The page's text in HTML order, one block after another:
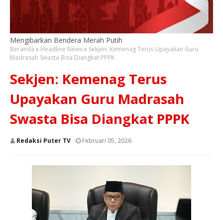
Mengibarkan Bendera Merah Putih
Beranda Headline News
Sekjen: Kemenag Terus Upayakan Guru
Madrasah Swasta Bisa Diangkat PPPK
Sekjen: Kemenag Terus
Upayakan Guru Madrasah
Swasta Bisa Diangkat PPPK
Redaksi Puter TV Februari 05, 2026